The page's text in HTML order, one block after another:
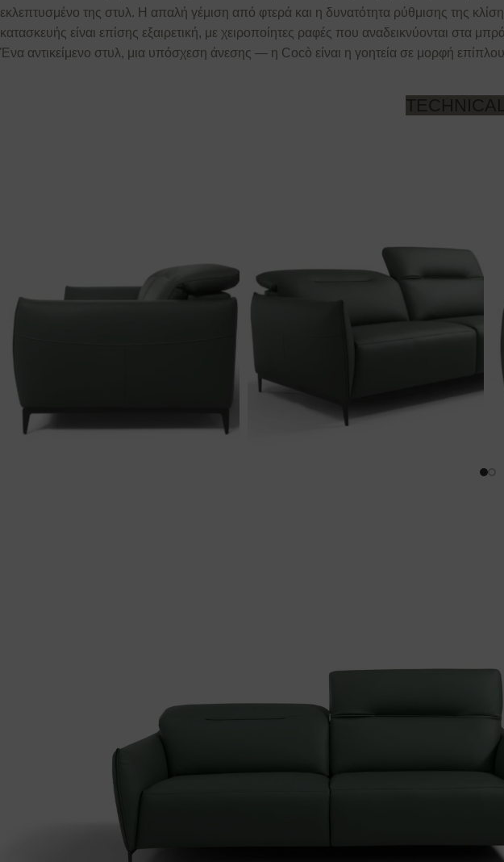
εκλεπτυσμένο της στυλ. Η απαλή γέμιση από φτερά και η δυνατότητα ρύθμισης της
κατασκευής είναι επίσης εξαιρετική, με χειροποίητες ραφές που αναδεικνύονται στα
Ένα αντικείμενο στυλ, μια υπόσχεση άνεσης — η Cocò είναι η γοητεία σε μορφή